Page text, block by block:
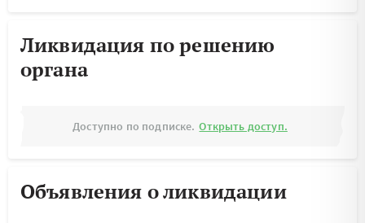
Ликвидация по решению
органа
Доступно по подписке. Открыть доступ.
Объявления о ликвидации